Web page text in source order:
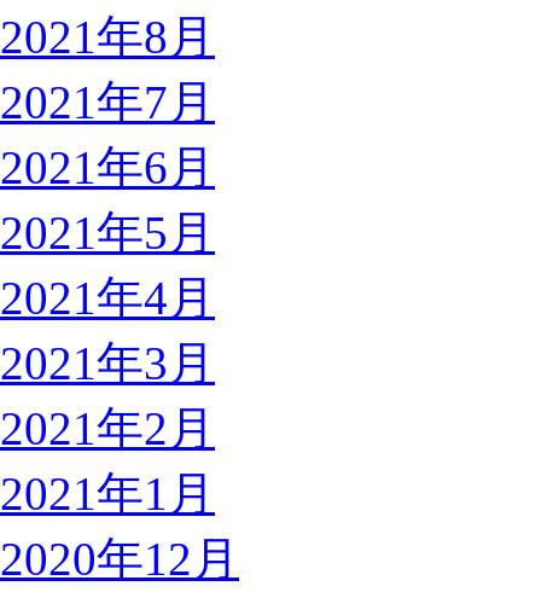
2021年8月
2021年7月
2021年6月
2021年5月
2021年4月
2021年3月
2021年2月
2021年1月
2020年12月